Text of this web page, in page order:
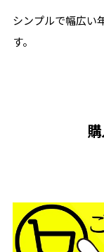
シンプルで幅広い
す。